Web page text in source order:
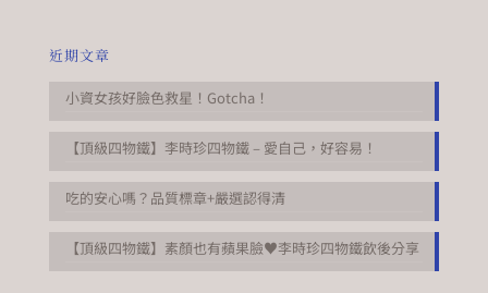
近期文章
小資女孩好臉色救星！Gotcha！
【頂級四物鐵】李時珍四物鐵 – 愛自己，好容易！
吃的安心嗎？品質標章+嚴選認得清
【頂級四物鐵】素顏也有蘋果臉♥李時珍四物鐵飲後分享